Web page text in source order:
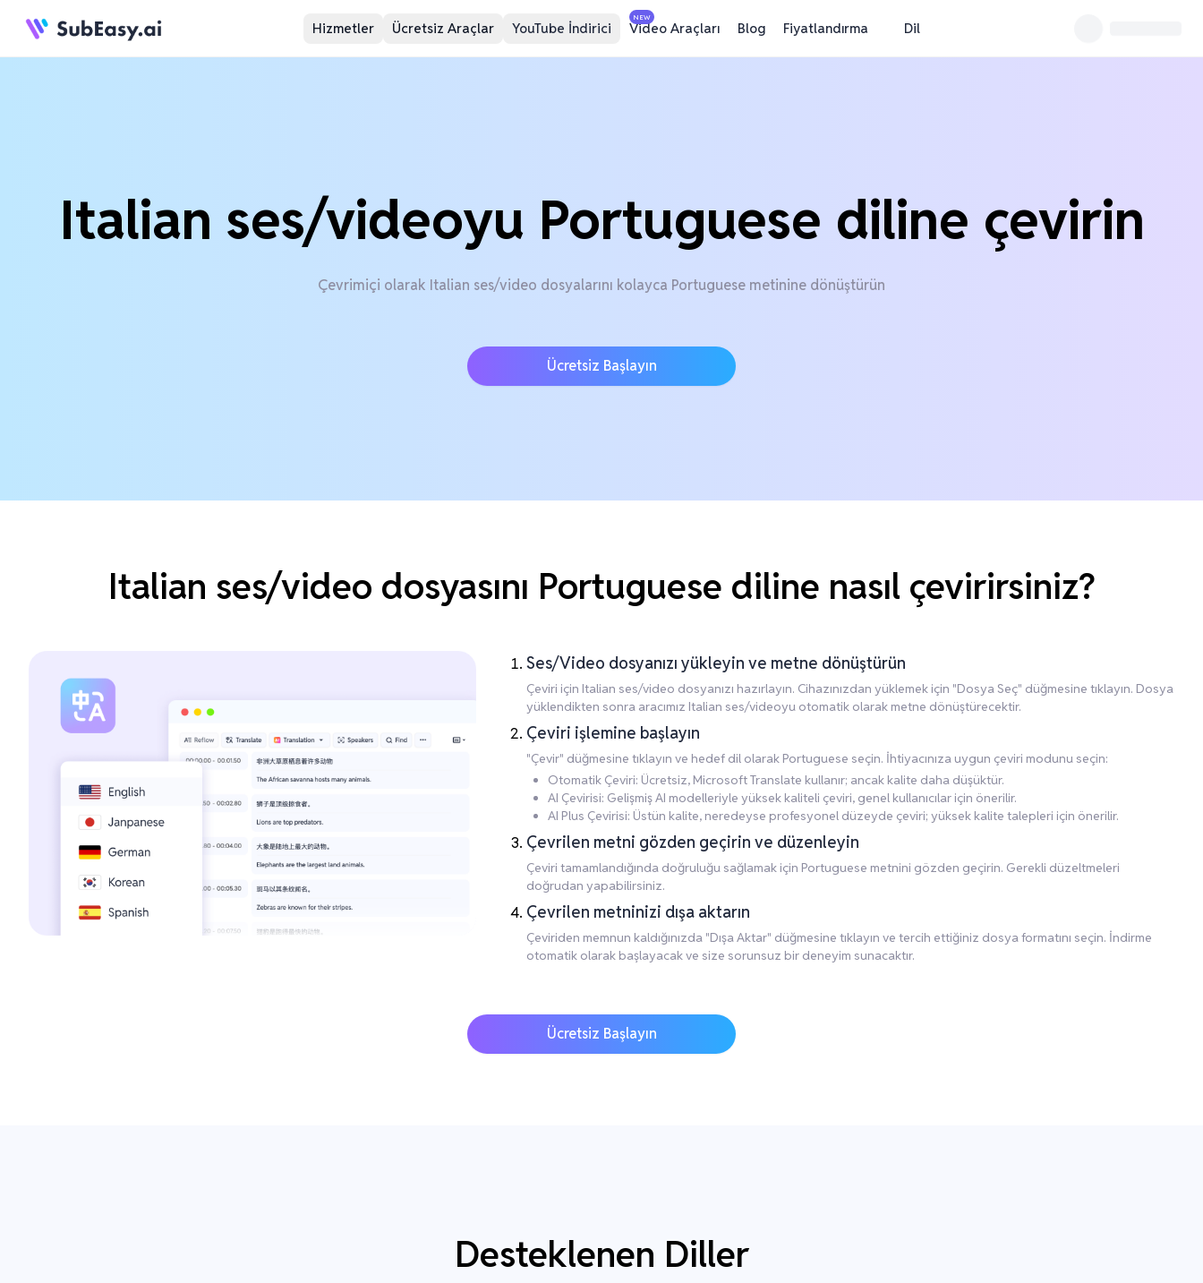
Hizmetler Ücretsiz Araçlar YouTube İndirici
NEW
Video Araçları Blog Fiyatlandırma Dil
Italian ses/videoyu Portuguese diline çevirin
Çevrimiçi olarak Italian ses/video dosyalarını kolayca Portuguese metinine dönüştürün
Ücretsiz Başlayın
Italian ses/video dosyasını Portuguese diline nasıl çevirirsiniz?
Ses/Video dosyanızı yükleyin ve metne dönüştürün
Çeviri için Italian ses/video dosyanızı hazırlayın. Cihazınızdan yüklemek için "Dosya Seç" düğmesine tıklayın. Dosya
yüklendikten sonra aracımız Italian ses/videoyu otomatik olarak metne dönüştürecektir.
Çeviri işlemine başlayın
"Çevir" düğmesine tıklayın ve hedef dil olarak Portuguese seçin. İhtiyacınıza uygun çeviri modunu seçin:
Otomatik Çeviri: Ücretsiz, Microsoft Translate kullanır; ancak kalite daha düşüktür.
AI Çevirisi: Gelişmiş AI modelleriyle yüksek kaliteli çeviri, genel kullanıcılar için önerilir.
AI Plus Çevirisi: Üstün kalite, neredeyse profesyonel düzeyde çeviri; yüksek kalite talepleri için önerilir.
Çevrilen metni gözden geçirin ve düzenleyin
Çeviri tamamlandığında doğruluğu sağlamak için Portuguese metnini gözden geçirin. Gerekli düzeltmeleri
doğrudan yapabilirsiniz.
Çevrilen metninizi dışa aktarın
Çeviriden memnun kaldığınızda "Dışa Aktar" düğmesine tıklayın ve tercih ettiğiniz dosya formatını seçin. İndirme
otomatik olarak başlayacak ve size sorunsuz bir deneyim sunacaktır.
Ücretsiz Başlayın
Desteklenen Diller